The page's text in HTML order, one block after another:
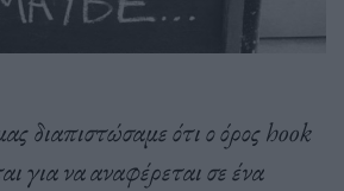
διαπιστώσαμε ότι ο όρος hook
για να αναφέρεται σε ένα